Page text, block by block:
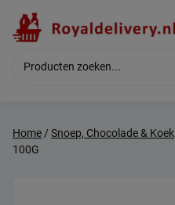
content
Home/ Snoep, Chocolade & Koek
100G